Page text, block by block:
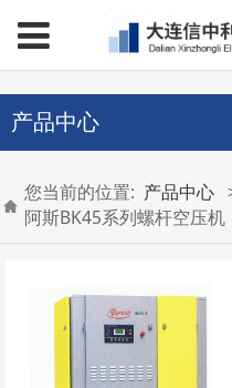
产品中心
您当前的位置: 产品中心
阿斯BK45系列螺杆空压机